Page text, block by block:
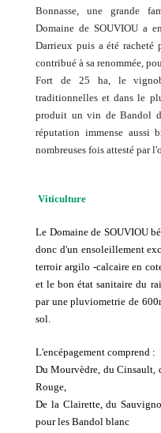
Bonnasse, une grande
Domaine de SOUVIOU a
Darrieux puis a été racheté
contribué à sa renommée,
Fort de 25 ha, le
traditionnelles et dans le
produit un vin de Bandol
réputation immense aussi
nombreuses fois attesté par
Viticulture
Le Domaine de SOUVIOU
donc d'un ensoleillement
terroir argilo -calcaire en
et le bon état sanitaire du
par une pluviometrie de
sol.
L'encépagement comprend :
Du Mourvèdre, du Cinsault,
Rouge,
De la Clairette, du
pour les Bandol blanc